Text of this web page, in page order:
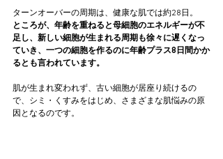
ターンオーバーの周期は、健康な肌では約28日。
ところが、年齢を重ねると母細胞のエネルギーが不
足し、新しい細胞が生まれる周期も徐々に遅くなっ
ていき、一つの細胞を作るのに年齢プラス8日間かか
るとも言われています。
肌が生まれ変われず、古い細胞が居座り続けるの
で、シミ・くすみをはじめ、さまざまな肌悩みの原
因となるのです。